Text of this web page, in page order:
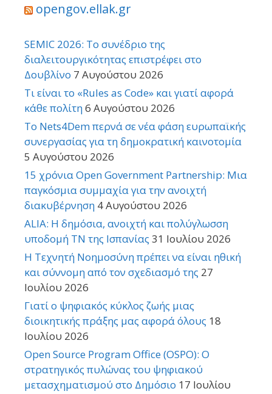
opengov.ellak.gr
SEMIC 2026: Το συνέδριο της
διαλειτουργικότητας επιστρέφει στο
Δουβλίνο 7 Αυγούστου 2026
Τι είναι το «Rules as Code» και γιατί αφορά
κάθε πολίτη6 Αυγούστου 2026
Το Nets4Dem περνά σε νέα φάση ευρωπαϊκής
συνεργασίας για τη δημοκρατική καινοτομία
5 Αυγούστου 2026
15 χρόνια Open Government Partnership: Μια
παγκόσμια συμμαχία για την ανοιχτή
διακυβέρνηση 4 Αυγούστου 2026
ALIA: Η δημόσια, ανοιχτή και πολύγλωσση
υποδομή ΤΝ της Ισπανίας 31 Ιουλίου 2026
Η Τεχνητή Νοημοσύνη πρέπει να είναι ηθική
και σύννομη από τον σχεδιασμό της 27
Ιουλίου 2026
Γιατί ο ψηφιακός κύκλος ζωής μιας
διοικητικής πράξης μας αφορά όλους 18
Ιουλίου 2026
Open Source Program Office (OSPO): Ο
στρατηγικός πυλώνας του ψηφιακού
μετασχηματισμού στο Δημόσιο 17 Ιουλίου